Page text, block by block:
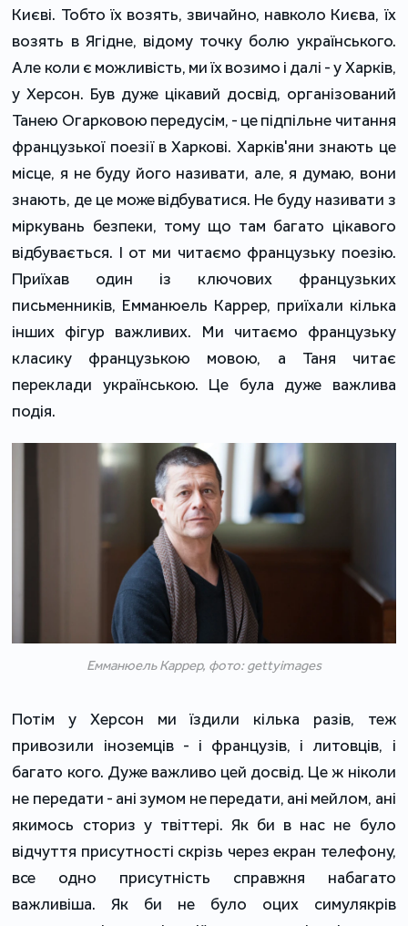
Києві. Тобто їх возять, звичайно, навколо Києва, їх
возять в Ягідне, відому точку болю українського.
Але коли є можливість, ми їх возимо і далі - у Харків,
у Херсон. Був дуже цікавий досвід, організований
Танею Огарковою передусім, - це підпільне читання
французької поезії в Харкові. Харків'яни знають це
місце, я не буду його називати, але, я думаю, вони
знають, де це може відбуватися. Не буду називати з
міркувань безпеки, тому що там багато цікавого
відбувається. І от ми читаємо французьку поезію.
Приїхав один із ключових французьких
письменників, Емманюель Каррер, приїхали кілька
інших фігур важливих. Ми читаємо французьку
класику французькою мовою, а Таня читає
переклади українською. Це була дуже важлива
подія.
Емманюель Каррер, фото: gettyimages
Потім у Херсон ми їздили кілька разів, теж
привозили іноземців - і французів, і литовців, і
багато кого. Дуже важливо цей досвід. Це ж ніколи
не передати - ані зумом не передати, ані мейлом, ані
якимось сториз у твіттері. Як би в нас не було
відчуття присутності скрізь через екран телефону,
все одно присутність справжня набагато
важливіша. Як би не було оцих симулякрів